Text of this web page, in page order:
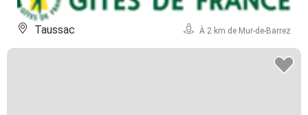
Taussac À 2 km de Mur-de-Barrez